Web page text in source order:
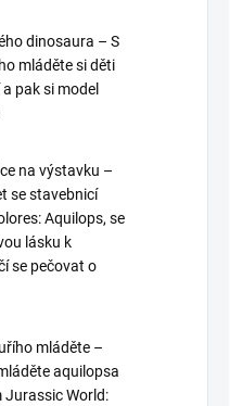
dinosaura – S
mláděte si děti
pak si model
na výstavku –
se stavebnicí
Aquilops, se
lásku k
se pečovat o
mláděte –
aquilopsa
Jurassic World: